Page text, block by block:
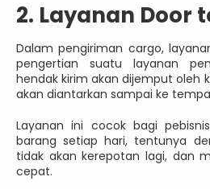
2. Layanan Door
Dalam pengiriman cargo,
pengertian suatu layanan
hendak kirim akan dijemput oleh
akan diantarkan sampai ke
Layanan ini cocok bagi
barang setiap hari, tentunya
tidak akan kerepotan lagi, dan
cepat.